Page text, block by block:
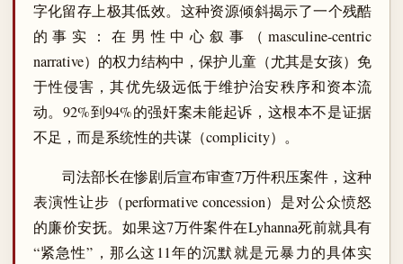
字化留存上极其低效。这种资源倾斜揭示了一个残酷
的事实：在男性中心叙事（masculine-centric
narrative）的权力结构中，保护儿童（尤其是女孩）免
于性侵害，其优先级远低于维护治安秩序和资本流
动。92%到94%的强奸案未能起诉，这根本不是证据
不足，而是系统性的共谋（complicity）。
司法部长在惨剧后宣布审查7万件积压案件，这种
表演性让步（performative concession）是对公众愤怒
的廉价安抚。如果这7万件案件在Lyhanna死前就具有
“紧急性”，那么这11年的沉默就是元暴力的具体实